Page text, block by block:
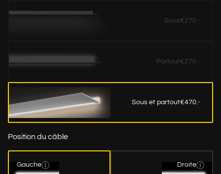
Sous€270.-
Partout€270.-
Sous et partout€470.-
Position du câble
Gauche Droite